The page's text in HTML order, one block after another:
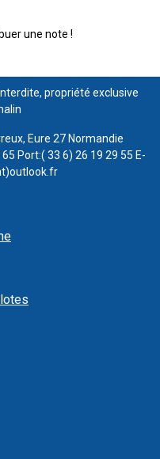
une note !
propriété exclusive
Eure 27 Normandie
Port:( 33 6) 26 19 29 55 E-